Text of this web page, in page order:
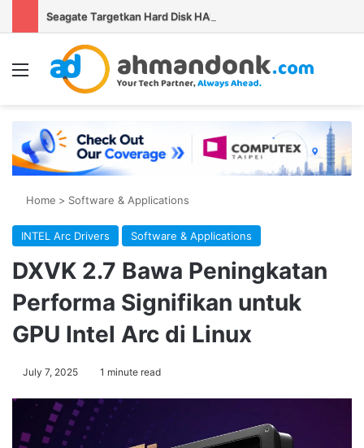
Menu
Home > Software & Applications
INTEL Arc Drivers Software & Applications
DXVK 2.7 Bawa Peningkatan
Performa Signifikan untuk
GPU Intel Arc di Linux
July 7, 2025 1 minute read